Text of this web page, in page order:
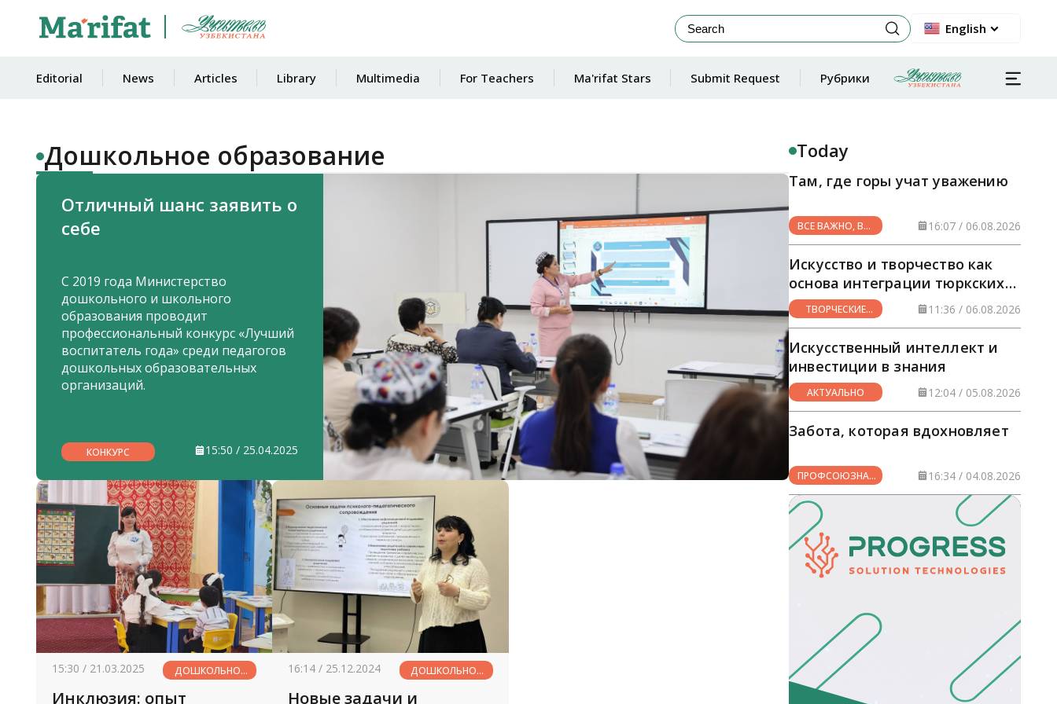
English
Editorial News Articles Library Multimedia For Teachers Ma'rifat Stars Submit Request Рубрики
Дошкольное образование
Отличный шанс заявить о
себе
С 2019 года Министерство
дошкольного и школьного
образования проводит
профессиональный конкурс «Лучший
воспитатель года» среди педагогов
дошкольных образовательных
организаций.
КОНКУРС 15:50 / 25.04.2025
15:30 / 21.03.2025
ДОШКОЛЬНОЕ
ОБРАЗОВАНИЕ
Инклюзия: опыт
16:14 / 25.12.2024
ДОШКОЛЬНОЕ
ОБРАЗОВАНИЕ
Новые задачи и
Today
Там, где горы учат уважению
ВСЕ ВАЖНО, ВСЕ
НУЖНО
16:07 / 06.08.2026
Искусство и творчество как
основа интеграции тюркских
стран
ТВОРЧЕСКИЕ
ГОРИЗОНТЫ
11:36 / 06.08.2026
Искусственный интеллект и
инвестиции в знания
АКТУАЛЬНО 12:04 / 05.08.2026
Забота, которая вдохновляет
ПРОФСОЮЗНАЯ
ЖИЗНЬ
16:34 / 04.08.2026